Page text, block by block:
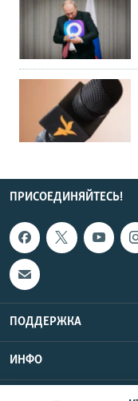
ПРИСОЕДИНЯЙТЕСЬ!
ПОДДЕРЖКА
ИНФО